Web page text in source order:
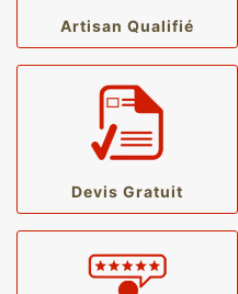
Artisan Qualifié
Devis Gratuit